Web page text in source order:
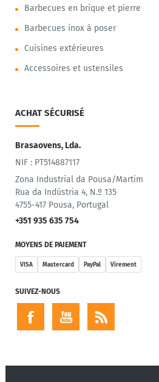
Barbecues en brique et pierre
Barbecues inox à poser
Cuisines extérieures
Accessoires et ustensiles
ACHAT SÉCURISÉ
Brasaovens, Lda.
NIF : PT514887117
Zona Industrial da Pousa/Martim
Rua da Indústria 4, N.º 135
4755-417 Pousa, Portugal
+351 935 635 754
MOYENS DE PAIEMENT
VISA Mastercard PayPal Virement
SUIVEZ-NOUS